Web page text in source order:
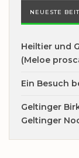
NEUESTE
Heiltier und
(Meloe
Ein Besuch
Geltinger
Geltinger